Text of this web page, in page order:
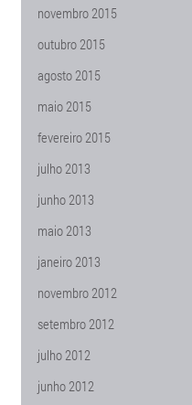
novembro 2015
outubro 2015
agosto 2015
maio 2015
fevereiro 2015
julho 2013
junho 2013
maio 2013
janeiro 2013
novembro 2012
setembro 2012
julho 2012
junho 2012